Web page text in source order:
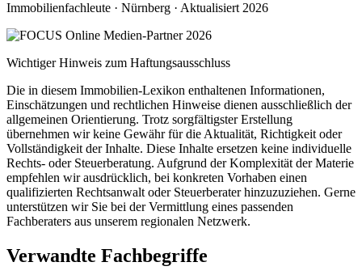
Immobilienfachleute · Nürnberg · Aktualisiert 2026
Wichtiger Hinweis zum Haftungsausschluss
Die in diesem Immobilien-Lexikon enthaltenen Informationen,
Einschätzungen und rechtlichen Hinweise dienen ausschließlich der
allgemeinen Orientierung. Trotz sorgfältigster Erstellung
übernehmen wir keine Gewähr für die Aktualität, Richtigkeit oder
Vollständigkeit der Inhalte. Diese Inhalte ersetzen keine individuelle
Rechts- oder Steuerberatung. Aufgrund der Komplexität der Materie
empfehlen wir ausdrücklich, bei konkreten Vorhaben einen
qualifizierten Rechtsanwalt oder Steuerberater hinzuzuziehen. Gerne
unterstützen wir Sie bei der Vermittlung eines passenden
Fachberaters aus unserem regionalen Netzwerk.
Verwandte Fachbegriffe